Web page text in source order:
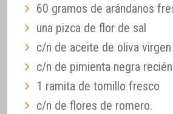
60 gramos de arándanos
una pizca de flor de sal
c/n de aceite de oliva
c/n de pimienta negra
1 ramita de tomillo fresco
c/n de flores de romero.